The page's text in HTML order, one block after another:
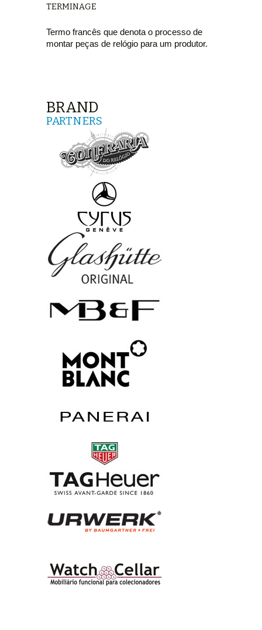
TERMINAGE
Termo francês que denota o processo de
montar peças de relógio para um produtor.
BRAND
PARTNERS